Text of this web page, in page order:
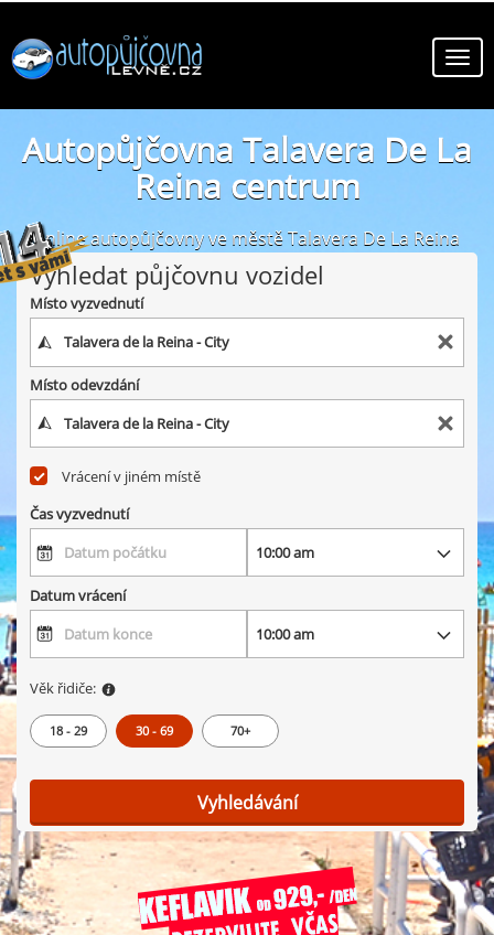
Autopůjčovna Talavera De La
Reina centrum
online autopůjčovny ve městě Talavera De La Reina
Vyhledat půjčovnu vozidel
Místo vyzvednutí
Místo odevzdání
Vrácení v jiném místě
Čas vyzvednutí
Datum vrácení
Věk řidiče:
18 - 29 30 - 69 70+
Vyhledávání